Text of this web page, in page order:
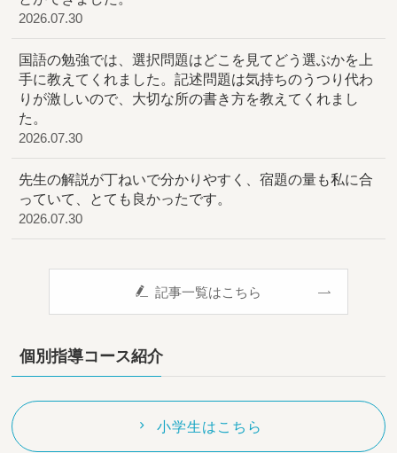
2026.07.30
国語の勉強では、選択問題はどこを見てどう選ぶかを上
手に教えてくれました。記述問題は気持ちのうつり代わ
りが激しいので、大切な所の書き方を教えてくれまし
た。
2026.07.30
先生の解説が丁ねいで分かりやすく、宿題の量も私に合
っていて、とても良かったです。
2026.07.30
記事一覧はこちら
個別指導コース紹介
小学生はこちら